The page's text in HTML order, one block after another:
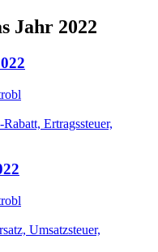
Jahr 2022
Ertragssteuer,
Umsatzsteuer,